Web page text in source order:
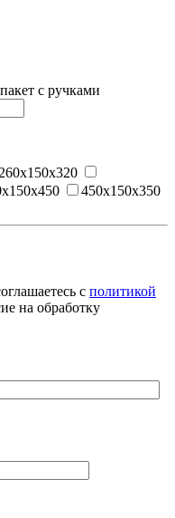
с ручками
260х150х320
450х150х350
с политикой
на обработку